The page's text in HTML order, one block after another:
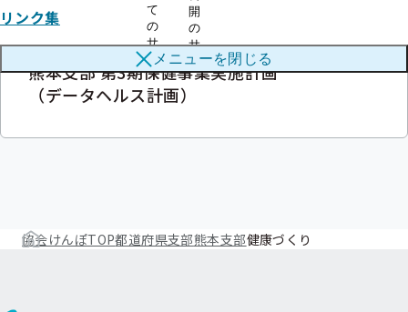
て
の
サ
ブ
メ
ニ
開
の
サ
ブ
メ
リンク集
メニューを閉じる
熊本支部 第3期保健事業実施計画
（データヘルス計画）
協会けんぽTOP都道府県支部熊本支部健康づくり